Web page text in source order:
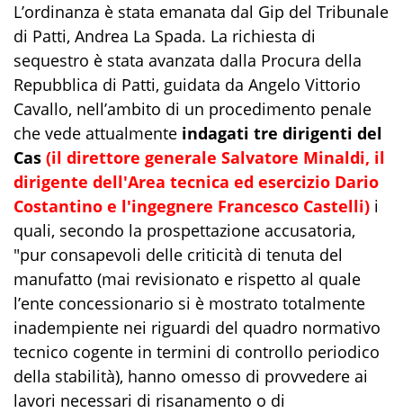
L’ordinanza è stata emanata dal Gip del Tribunale
di Patti, Andrea La Spada. La richiesta di
sequestro è stata avanzata dalla Procura della
Repubblica di Patti, guidata da Angelo Vittorio
Cavallo, nell’ambito di un procedimento penale
che vede attualmente indagati tre dirigenti del
Cas (il direttore generale Salvatore Minaldi, il
dirigente dell'Area tecnica ed esercizio Dario
Costantino e l'ingegnere Francesco Castelli) i
quali, secondo la prospettazione accusatoria,
"pur consapevoli delle criticità di tenuta del
manufatto (mai revisionato e rispetto al quale
l’ente concessionario si è mostrato totalmente
inadempiente nei riguardi del quadro normativo
tecnico cogente in termini di controllo periodico
della stabilità), hanno omesso di provvedere ai
lavori necessari di risanamento o di